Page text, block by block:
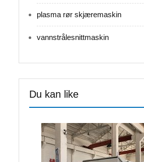
plasma rør skjæremaskin
vannstrålesnittmaskin
Du kan like